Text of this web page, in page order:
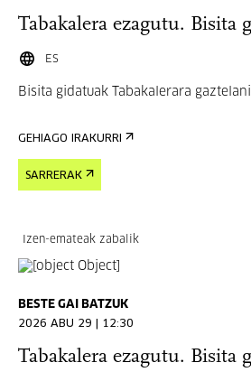
Tabakalera ezagutu. Bisita
ES
Bisita gidatuak Tabakalerara
GEHIAGO IRAKURRI
SARRERAK
Izen-emateak zabalik
BESTE GAI BATZUK
2026 ABU 29 | 12:30
Tabakalera ezagutu. Bisita